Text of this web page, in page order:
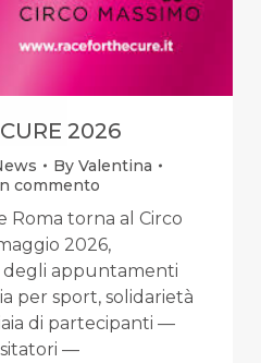
2026
By Valentina
commento
Roma torna al Circo
2026,
appuntamenti
per sport, solidarietà
di partecipanti —
—